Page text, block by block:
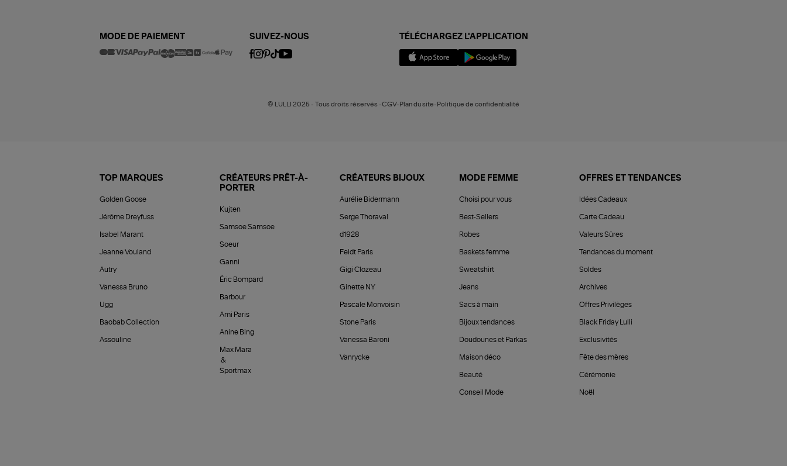
MODE DE PAIEMENT SUIVEZ-NOUS TÉLÉCHARGEZ L'APPLICATION
© LULLI 2025 - Tous droits réservés -CGV-Plan du site-Politique de confidentialité
TOP MARQUES
Golden Goose
Jérôme Dreyfuss
Isabel Marant
Jeanne Vouland
Autry
Vanessa Bruno
Ugg
Baobab Collection
Assouline
CRÉATEURS PRÊT-À-
PORTER
Kujten
Samsoe Samsoe
Soeur
Ganni
Éric Bompard
Barbour
Ami Paris
Anine Bing
Max Mara
&
Sportmax
CRÉATEURS BIJOUX
Aurélie Bidermann
Serge Thoraval
d1928
Feidt Paris
Gigi Clozeau
Ginette NY
Pascale Monvoisin
Stone Paris
Vanessa Baroni
Vanrycke
MODE FEMME
Choisi pour vous
Best-Sellers
Robes
Baskets femme
Sweatshirt
Jeans
Sacs à main
Bijoux tendances
Doudounes et Parkas
Maison déco
Beauté
Conseil Mode
OFFRES ET TENDANCES
Idées Cadeaux
Carte Cadeau
Valeurs Sûres
Tendances du moment
Soldes
Archives
Offres Privilèges
Black Friday Lulli
Exclusivités
Fête des mères
Cérémonie
Noël